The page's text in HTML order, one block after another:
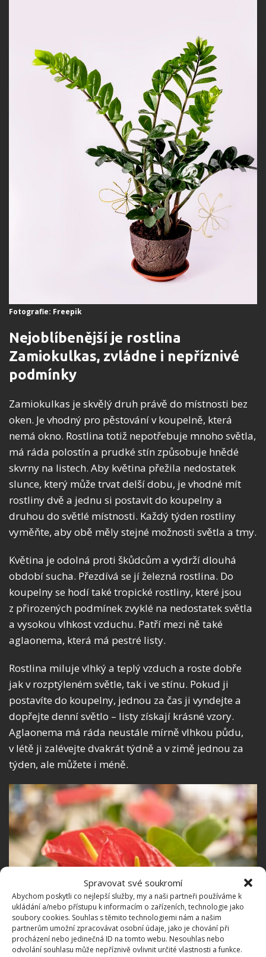
Spravovat své soukromí
Abychom poskytli co nejlepší služby, my a naši partneři používáme k
ukládání a/nebo přístupu k informacím o zařízeních, technologie jako
soubory cookies. Souhlas s těmito technologiemi nám a našim
partnerům umožní zpracovávat osobní údaje, jako je chování při
procházení nebo jedinečná ID na tomto webu. Nesouhlas nebo
odvolání souhlasu může nepříznivě ovlivnit určité vlastnosti a funkce.
Fotografie: Freepik
Nejoblíbenější je rostlina
Zamiokulkas, zvládne i nepříznivé
podmínky
Zamiokulkas je skvělý druh právě do místnosti bez
oken. Je vhodný pro pěstování v koupelně, která
nemá okno. Rostlina totiž nepotřebuje mnoho světla,
má ráda polostín a prudké stín způsobuje hnědé
skvrny na listech. Aby květina přežila nedostatek
slunce, který může trvat delší dobu, je vhodné mít
rostliny dvě a jednu si postavit do koupelny a
druhou do světlé místnosti. Každý týden rostliny
vyměňte, aby obě měly stejné možnosti světla a tmy.
Květina je odolná proti škůdcům a vydrží dlouhá
období sucha. Přezdívá se jí železná rostlina. Do
koupelny se hodí také tropické rostliny, které jsou
z přirozených podmínek zvyklé na nedostatek světla
a vysokou vlhkost vzduchu. Patří mezi ně také
aglaonema, která má pestré listy.
Rostlina miluje vlhký a teplý vzduch a roste dobře
jak v rozptýleném světle, tak i ve stínu. Pokud ji
postavíte do koupelny, jednou za čas ji vyndejte a
dopřejte denní světlo – listy získají krásné vzory.
Aglaonema má ráda neustále mírně vlhkou půdu,
v létě ji zalévejte dvakrát týdně a v zimě jednou za
týden, ale můžete i méně.